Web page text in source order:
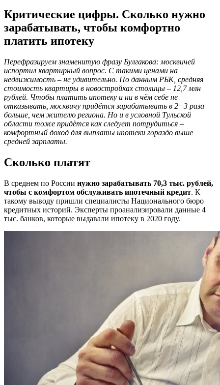
Критические цифры. Сколько нужно
зарабатывать, чтобы комфортно
платить ипотеку
Перефразируем знаменитую фразу Булгакова: москвичей
испортил квартирный вопрос. С такими ценами на
недвижимость – не удивительно. По данным РБК, средняя
стоимость квартиры в новостройках столицы – 12,7 млн
рублей. Чтобы платить ипотеку и ни в чём себе не
отказывать, москвичу придётся зарабатывать в 2−3 раза
больше, чем жителю региона. Но и в условной Тульской
области тоже придётся как следует потрудиться –
комфортный доход для выплаты ипотеки гораздо выше
средней зарплаты.
Сколько платят
В среднем по России нужно зарабатывать 70,3 тыс. рублей,
чтобы с комфортом обслуживать ипотечный кредит. К
такому выводу пришли специалисты Национального бюро
кредитных историй. Эксперты проанализировали данные 4
тыс. банков, которые выдавали ипотеку в 2020 году.